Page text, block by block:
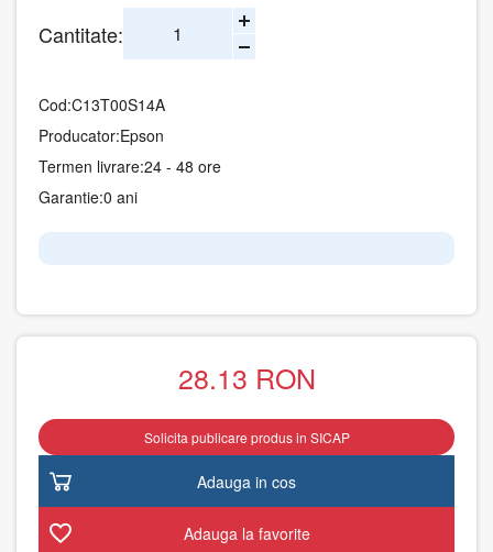
Cantitate:
Cod:C13T00S14A
Producator:Epson
Termen livrare:24 - 48 ore
Garantie:0 ani
28.13 RON
Solicita publicare produs in SICAP
Adauga in cos
Adauga la favorite